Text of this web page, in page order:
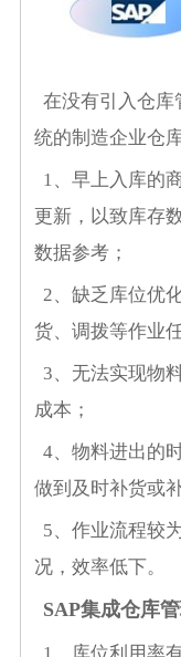
在没有引入仓库
统的制造企业仓
1、早上入库的
更新，以致库存
数据参考；
2、缺乏库位优
货、调拨等作业
3、无法实现物
成本；
4、物料进出的
做到及时补货或
5、作业流程较
况，效率低下。
SAP集成仓库
1、库位利用率